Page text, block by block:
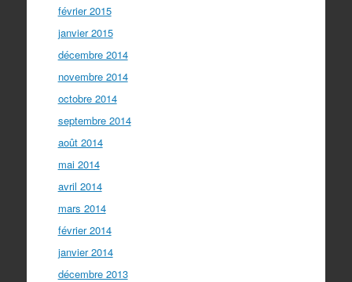
février 2015
janvier 2015
décembre 2014
novembre 2014
octobre 2014
septembre 2014
août 2014
mai 2014
avril 2014
mars 2014
février 2014
janvier 2014
décembre 2013